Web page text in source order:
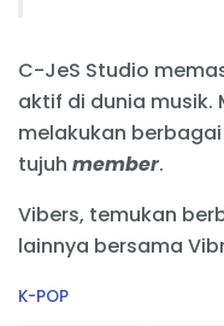
C-JeS Studio
aktif di dunia musik.
melakukan
tujuh member.
Vibers, temukan
lainnya bersama
C
K-POP